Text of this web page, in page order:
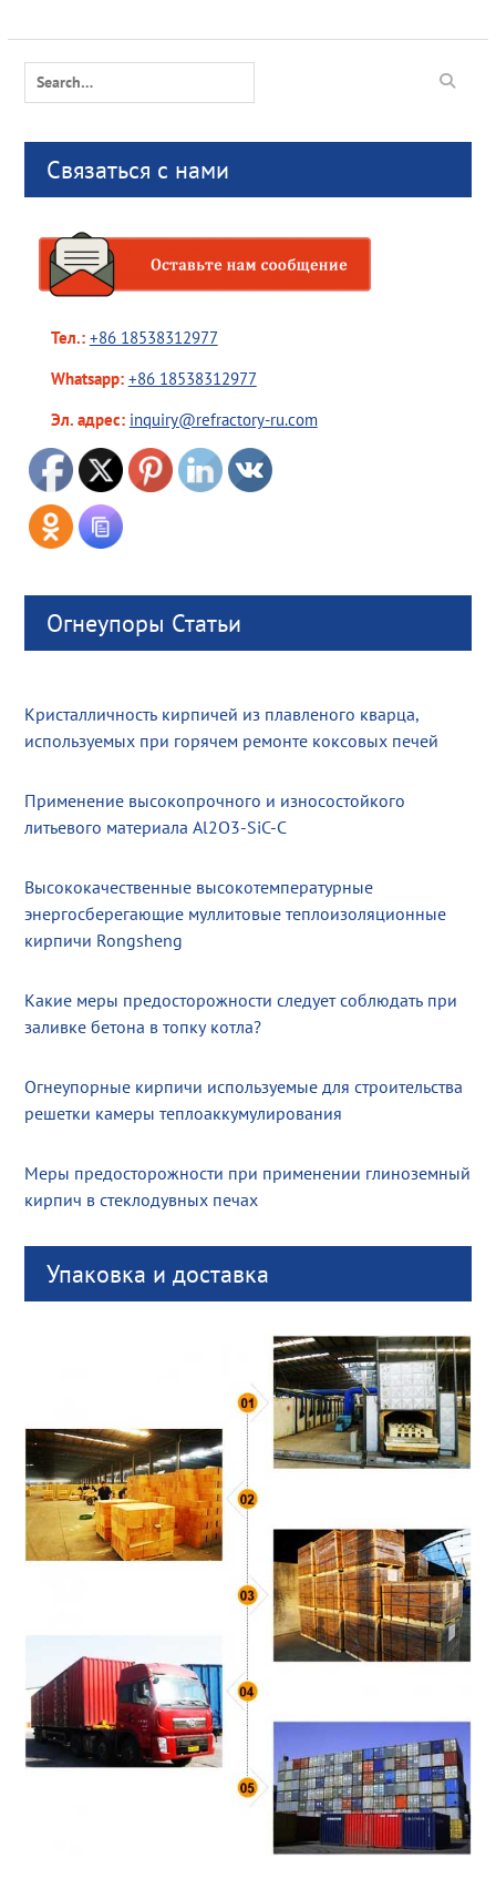
Search
Связаться с нами
Тел.: +86 18538312977
Whatsapp: +86 18538312977
Эл. адрес: inquiry@refractory-ru.com
Огнеупоры Статьи
Кристалличность кирпичей из плавленого кварца,
используемых при горячем ремонте коксовых печей
Применение высокопрочного и износостойкого
литьевого материала Al2O3-SiC-C
Высококачественные высокотемпературные
энергосберегающие муллитовые теплоизоляционные
кирпичи Rongsheng
Какие меры предосторожности следует соблюдать при
заливке бетона в топку котла?
Огнеупорные кирпичи используемые для строительства
решетки камеры теплоаккумулирования
Меры предосторожности при применении глиноземный
кирпич в стеклодувных печах
Упаковка и доставка